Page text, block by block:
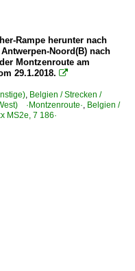
Rampe herunter nach
Noord(B) nach
Montzenroute am
29.1.2018. 
Belgien / Strecken /
·Montzenroute· Belgien /
MS2e, 7 186·